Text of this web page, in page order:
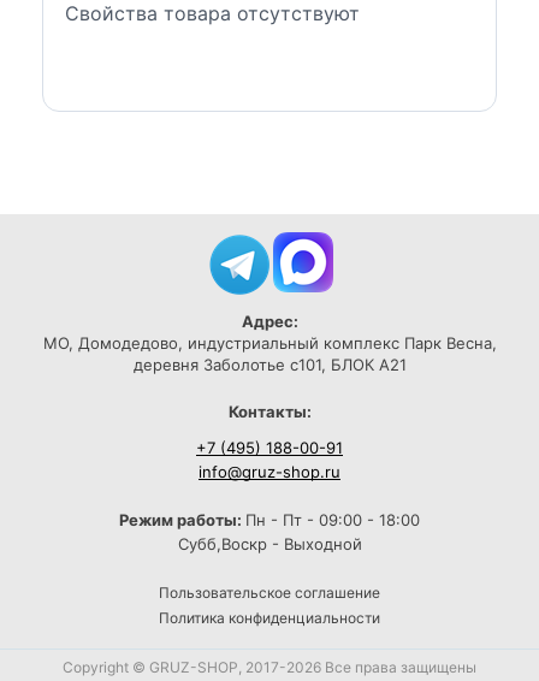
Свойства товара отсутствуют
Адрес:
МО, Домодедово, индустриальный комплекс Парк Весна,
деревня Заболотье с101, БЛОК А21
Контакты:
+7 (495) 188-00-91
info@gruz-shop.ru
Режим работы: Пн - Пт - 09:00 - 18:00
Субб,Воскр - Выходной
Пользовательское соглашение
Политика конфиденциальности
Copyright © GRUZ-SHOP, 2017-2026 Все права защищены